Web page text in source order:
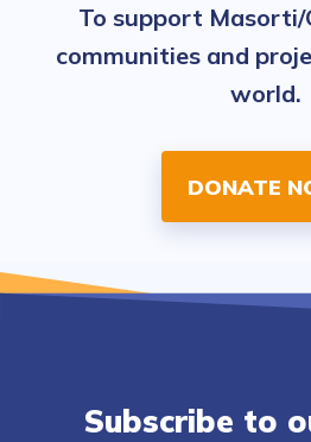
To support Masorti/
communities and
world.
DONATE
Subscribe to